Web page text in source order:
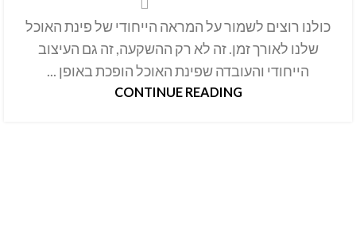
כולנו רוצים לשמור על המראה הייחודי של פינת האוכל
שלנו לאורך זמן. זה לא רק ההשקעה, זה גם העיצוב
הייחודי והעובדה שפינת האוכל הופכת באופן ...
CONTINUE READING